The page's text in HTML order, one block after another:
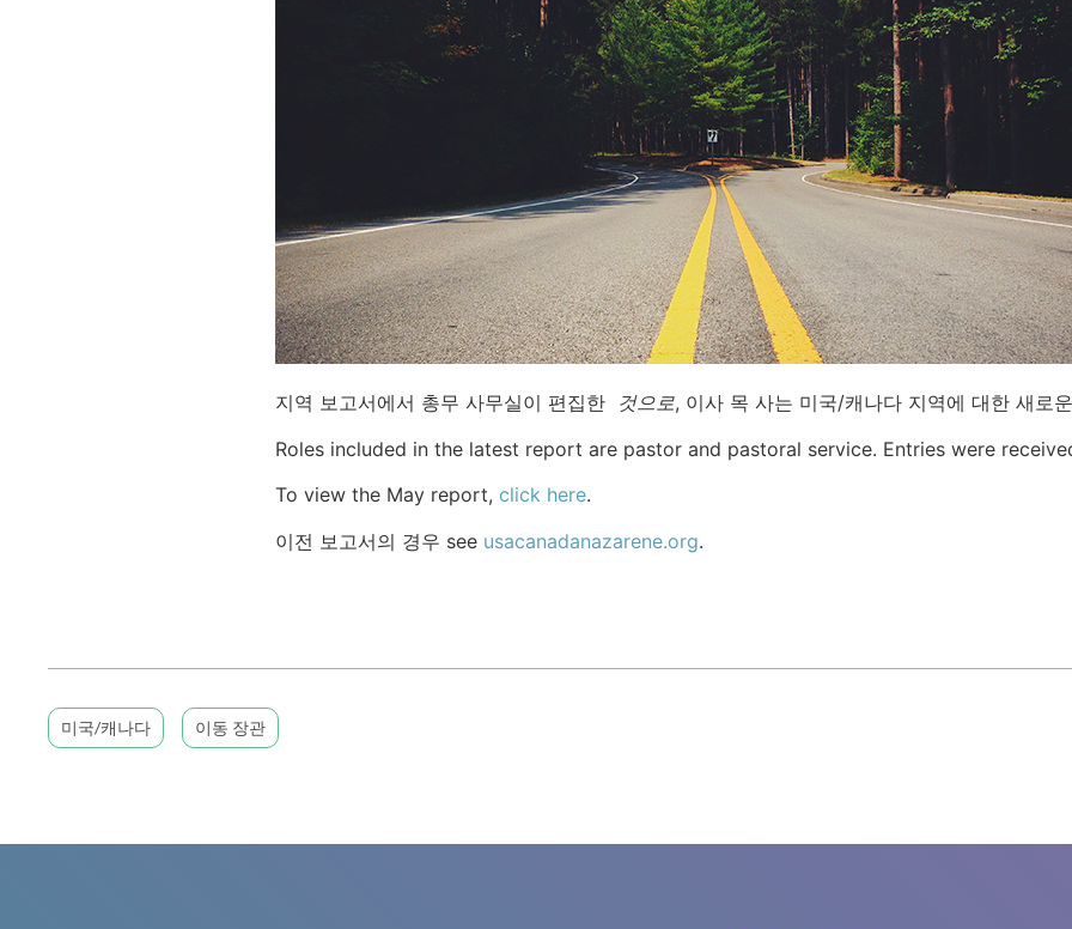
지역 보고서에서 총무 사무실이 편집한 것으로, 이사 목 사는 미국/캐나다 지역에 대한 새로
Roles included in the latest report are pastor and pastoral service. Entries were
To view the May report, click here.
이전 보고서의 경우 see usacanadanazarene.org.
미국/캐나다 이동 장관